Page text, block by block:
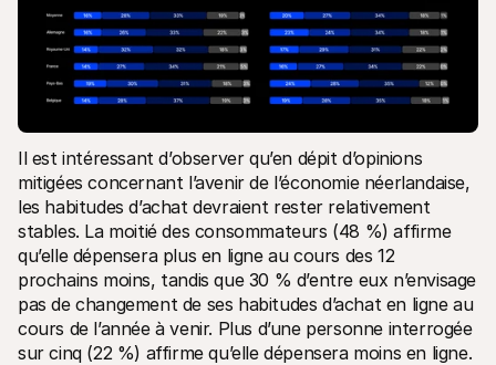
Il est intéressant d’observer qu’en dépit d’opinions
mitigées concernant l’avenir de l’économie néerlandaise,
les habitudes d’achat devraient rester relativement
stables. La moitié des consommateurs (48 %) affirme
qu’elle dépensera plus en ligne au cours des 12
prochains moins, tandis que 30 % d’entre eux n’envisage
pas de changement de ses habitudes d’achat en ligne au
cours de l’année à venir. Plus d’une personne interrogée
sur cinq (22 %) affirme qu’elle dépensera moins en ligne.